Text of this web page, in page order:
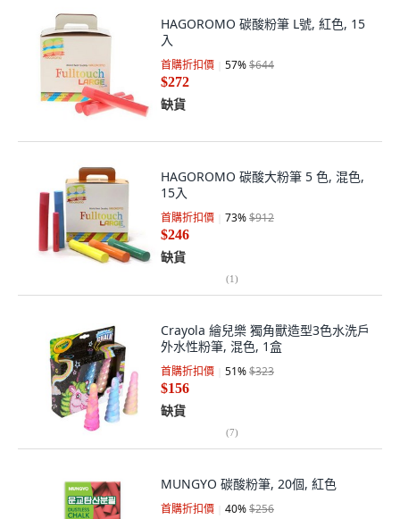
HAGOROMO 碳酸粉筆 L號, 紅色, 15
入
首購折扣價 57%$644
$272
缺貨
HAGOROMO 碳酸大粉筆 5 色, 混色,
15入
首購折扣價 73%$912
$246
缺貨
(1)
Crayola 繪兒樂 獨角獸造型3色水洗戶
外水性粉筆, 混色, 1盒
首購折扣價 51%$323
$156
缺貨
(7)
MUNGYO 碳酸粉筆, 20個, 紅色
首購折扣價 40%$256